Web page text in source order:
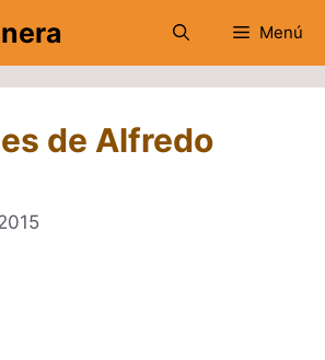
Menú
de Alfredo